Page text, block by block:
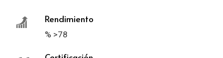
Rendimiento
% >78